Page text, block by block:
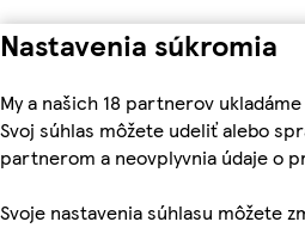
Nastavenia súkromia
My a našich 18 partnerov
Svoj súhlas môžete udeliť alebo
partnerom a neovplyvnia údaje o
Svoje nastavenia súhlasu môžete